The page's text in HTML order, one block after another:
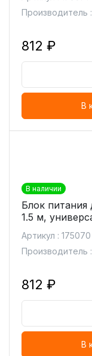
Производитель
812 ₽
В
В наличии
Блок питания
1.5 м,
Артикул : 175070
Производитель
812 ₽
В